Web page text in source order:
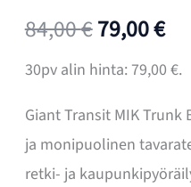
84,00€
hinta
oli:
84,00 €.
79,00€
30pv alin hinta: 79,00 €.
Giant Transit MIK
ja monipuolinen
retki- ja